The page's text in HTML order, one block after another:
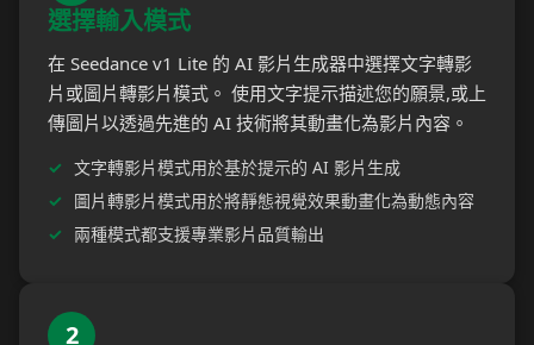
選擇輸入模式
在 Seedance v1 Lite 的 AI 影片生成器中選擇文字轉影
片或圖片轉影片模式。 使用文字提示描述您的願景,或上
傳圖片以透過先進的 AI 技術將其動畫化為影片內容。
文字轉影片模式用於基於提示的 AI 影片生成
圖片轉影片模式用於將靜態視覺效果動畫化為動態內容
兩種模式都支援專業影片品質輸出
2